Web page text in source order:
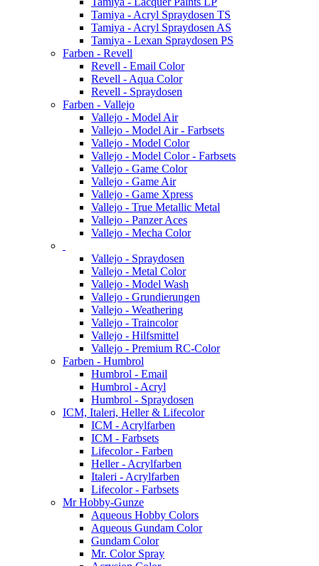
Tamiya - Acryl Spraydosen TS
Tamiya - Acryl Spraydosen AS
Tamiya - Lexan Spraydosen PS
Farben - Revell
Revell - Email Color
Revell - Aqua Color
Revell - Spraydosen
Farben - Vallejo
Vallejo - Model Air
Vallejo - Model Air - Farbsets
Vallejo - Model Color
Vallejo - Model Color - Farbsets
Vallejo - Game Color
Vallejo - Game Air
Vallejo - Game Xpress
Vallejo - True Metallic Metal
Vallejo - Panzer Aces
Vallejo - Mecha Color
Vallejo - Spraydosen
Vallejo - Metal Color
Vallejo - Model Wash
Vallejo - Grundierungen
Vallejo - Weathering
Vallejo - Traincolor
Vallejo - Hilfsmittel
Vallejo - Premium RC-Color
Farben - Humbrol
Humbrol - Email
Humbrol - Acryl
Humbrol - Spraydosen
ICM, Italeri, Heller & Lifecolor
ICM - Acrylfarben
ICM - Farbsets
Lifecolor - Farben
Heller - Acrylfarben
Italeri - Acrylfarben
Lifecolor - Farbsets
Mr Hobby-Gunze
Aqueous Hobby Colors
Aqueous Gundam Color
Gundam Color
Mr. Color Spray